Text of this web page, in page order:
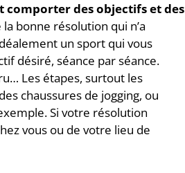
comporter des objectifs et des
bonne résolution qui n’a
un sport qui vous
désiré, séance par séance.
Les étapes, surtout les
chaussures de jogging, ou
Si votre résolution
vous ou de votre lieu de